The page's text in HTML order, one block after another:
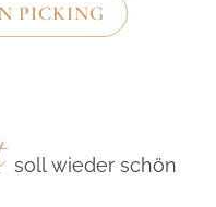
PICKING
soll wieder schön